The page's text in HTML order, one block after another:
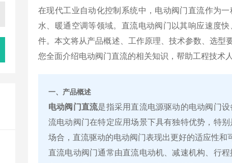
在现代工业自动化控制系统中，电动阀门直流作为
水、暖通空调等领域。直流电动阀门以其响应速度
件。本文将从产品概述、工作原理、技术参数、选型
您全面介绍电动阀门直流的相关知识，帮助工程技术
一、产品概述
电动阀门直流是指采用直流电源驱动的电动阀门
流电动阀门在特定应用场景下具有独特优势，特
场合，直流驱动的电动阀门表现出更好的适应性和
直流电动阀门通常由直流电动机、减速机构、行